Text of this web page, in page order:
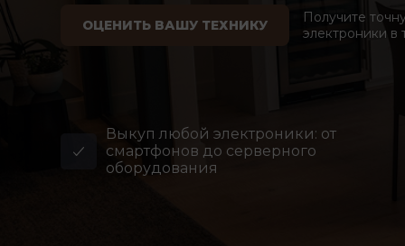
ОЦЕНИТЬ ВАШУ ТЕХНИКУ
Получите
электроники в
Выкуп любой электроники: от
смартфонов до серверного
оборудования